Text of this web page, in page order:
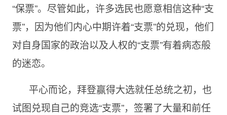
“保票”。尽管如此，许多选民也愿意相信这种“支
票”，因为他们内心中期许着“支票”的兑现，他们
对自身国家的政治以及人权的“支票”有着病态般
的迷恋。
平心而论，拜登赢得大选就任总统之初，也
试图兑现自己的竞选“支票”，签署了大量和前任